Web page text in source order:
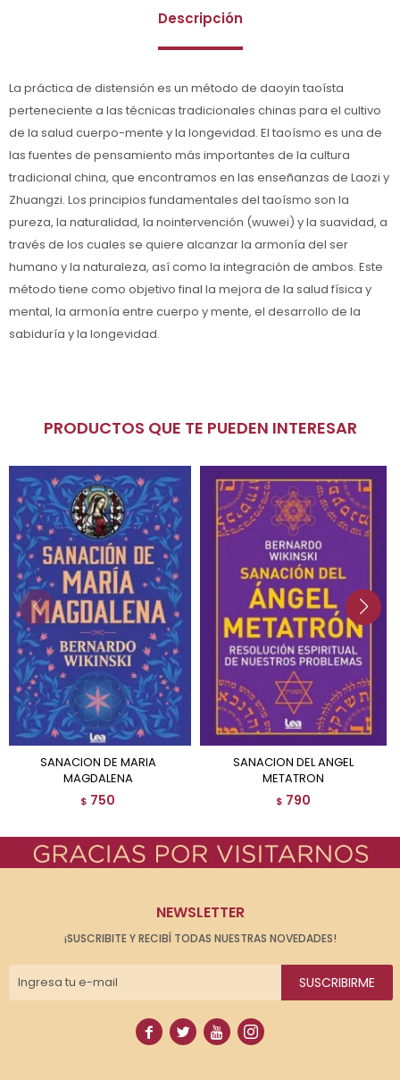
Descripción
La práctica de distensión es un método de daoyin taoísta
perteneciente a las técnicas tradicionales chinas para el cultivo
de la salud cuerpo-mente y la longevidad. El taoísmo es una de
las fuentes de pensamiento más importantes de la cultura
tradicional china, que encontramos en las enseñanzas de Laozi y
Zhuangzi. Los principios fundamentales del taoísmo son la
pureza, la naturalidad, la nointervención (wuwei) y la suavidad, a
través de los cuales se quiere alcanzar la armonía del ser
humano y la naturaleza, así como la integración de ambos. Este
método tiene como objetivo final la mejora de la salud física y
mental, la armonía entre cuerpo y mente, el desarrollo de la
sabiduría y la longevidad.
PRODUCTOS QUE TE PUEDEN INTERESAR
SANACION DE MARIA
MAGDALENA
$ 750
SANACION DEL ANGEL
METATRON
$ 790
NEWSLETTER
¡SUSCRIBITE Y RECIBÍ TODAS NUESTRAS NOVEDADES!
SUSCRIBIRME
   